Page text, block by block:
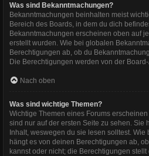
Was sind Bekanntmachungen?
Bekanntmachungen beinhalten meist
Bereich des Boards, in dem du dich
Bekanntmachungen erscheinen oben auf
erstellt wurden. Wie bei globalen
Berechtigungen ab, ob du
Die Berechtigungen werden von der
Nach oben
Was sind wichtige Themen?
Wichtige Themen eines Forums
sind nur auf der ersten Seite zu sehen. Sie
Inhalt, weswegen du sie lesen solltest.
hängt es von deinen Berechtigungen ab,
kannst oder nicht; die Berechtigungen